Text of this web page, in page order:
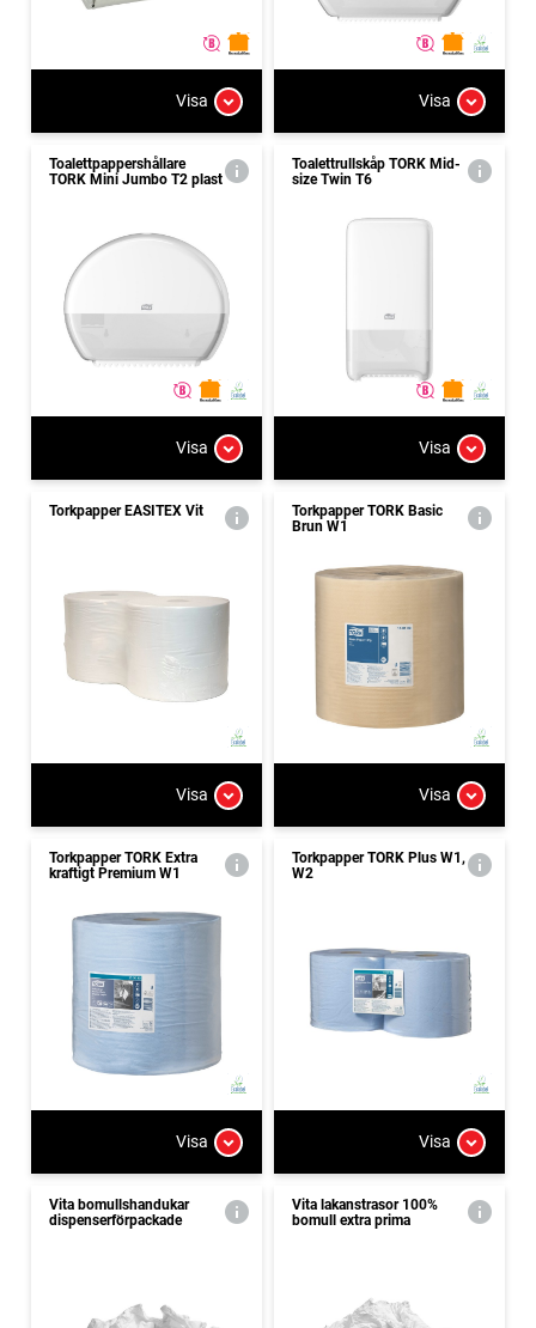
Visa Visa
Toalettpappershållare
TORK Mini Jumbo T2 plast
Visa
Toalettrullskåp TORK Mid-
size Twin T6
Visa
Torkpapper EASITEX Vit
Visa
Torkpapper TORK Basic
Brun W1
Visa
Torkpapper TORK Extra
kraftigt Premium W1
Visa
Torkpapper TORK Plus W1,
W2
Visa
Vita bomullshandukar
dispenserförpackade
Vita lakanstrasor 100%
bomull extra prima